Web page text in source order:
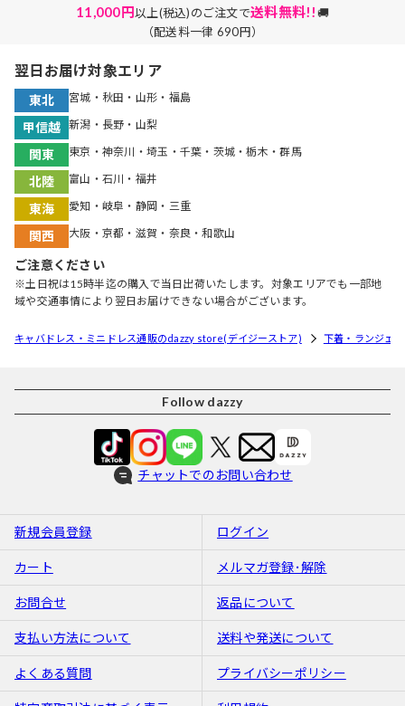
11,000円以上(税込)のご注文で送料無料!!🚚
（配送料一律 690円）
翌日お届け対象エリア
東北 宮城・秋田・山形・福島
甲信越 新潟・長野・山梨
関東 東京・神奈川・埼玉・千葉・茨城・栃木・群馬
北陸 富山・石川・福井
東海 愛知・岐阜・静岡・三重
関西 大阪・京都・滋賀・奈良・和歌山
ご注意ください
※土日祝は15時半迄の購入で当日出荷いたします。対象エリアでも一部地
域や交通事情により翌日お届けできない場合がございます。
キャバドレス・ミニドレス通販のdazzy store(デイジーストア) 下着・ランジェ
Follow dazzy
チャットでのお問い合わせ
新規会員登録 ログイン
カート メルマガ登録･解除
お問合せ 返品について
支払い方法について 送料や発送について
よくある質問 プライバシーポリシー